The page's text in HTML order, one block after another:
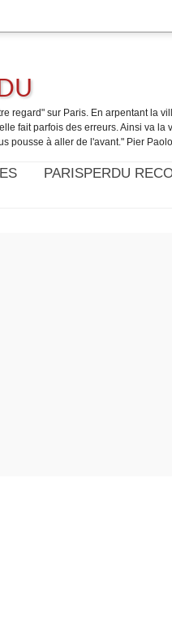
regard" sur Paris. En arpentant la
fait parfois des erreurs. Ainsi va
pousse à aller de l'avant." Pier
PARISPERDU